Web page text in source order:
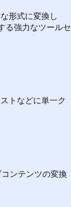
形式に変換し
る強力なツールセ
トなどに単一ク
ンテンツの変換